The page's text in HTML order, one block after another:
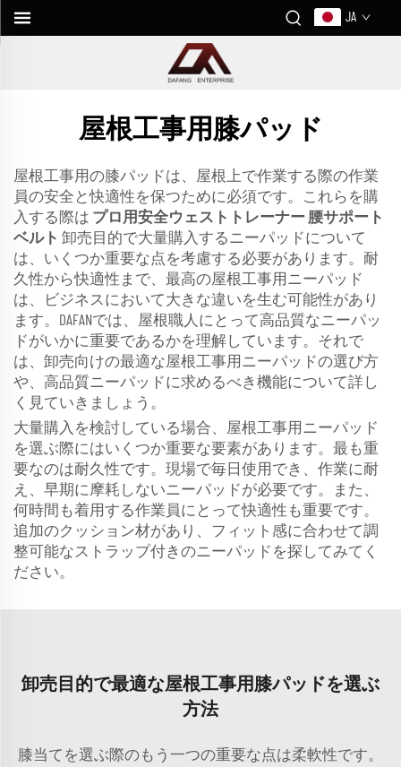
JA
屋根工事用膝パッド
屋根工事用の膝パッドは、屋根上で作業する際の作業
員の安全と快適性を保つために必須です。これらを購
入する際は プロ用安全ウェストトレーナー 腰サポート
ベルト 卸売目的で大量購入するニーパッドについて
は、いくつか重要な点を考慮する必要があります。耐
久性から快適性まで、最高の屋根工事用ニーパッド
は、ビジネスにおいて大きな違いを生む可能性があり
ます。DAFANでは、屋根職人にとって高品質なニーパッ
ドがいかに重要であるかを理解しています。それで
は、卸売向けの最適な屋根工事用ニーパッドの選び方
や、高品質ニーパッドに求めるべき機能について詳し
く見ていきましょう。
大量購入を検討している場合、屋根工事用ニーパッド
を選ぶ際にはいくつか重要な要素があります。最も重
要なのは耐久性です。現場で毎日使用でき、作業に耐
え、早期に摩耗しないニーパッドが必要です。また、
何時間も着用する作業員にとって快適性も重要です。
追加のクッション材があり、フィット感に合わせて調
整可能なストラップ付きのニーパッドを探してみてく
ださい。
卸売目的で最適な屋根工事用膝パッドを選ぶ
方法
膝当てを選ぶ際のもう一つの重要な点は柔軟性です。